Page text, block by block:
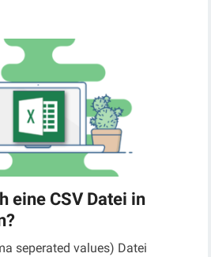
eine CSV Datei in
seperated values) Datei